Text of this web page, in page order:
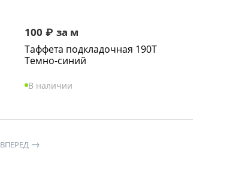
100 ₽ за м
Таффета подкладочная 190Т
Темно-синий
В наличии
ВПЕРЕД